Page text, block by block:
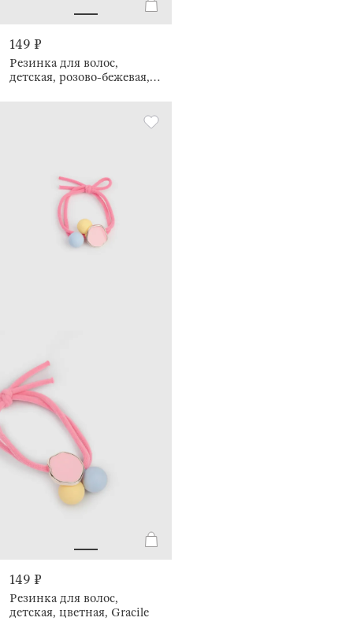
149 ₽
Резинка для волос,
детская, розово-бежевая,
149 ₽
Резинка для волос,
детская, цветная, Gracile